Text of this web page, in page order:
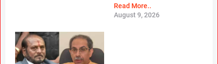
Read More..
August 9, 2026